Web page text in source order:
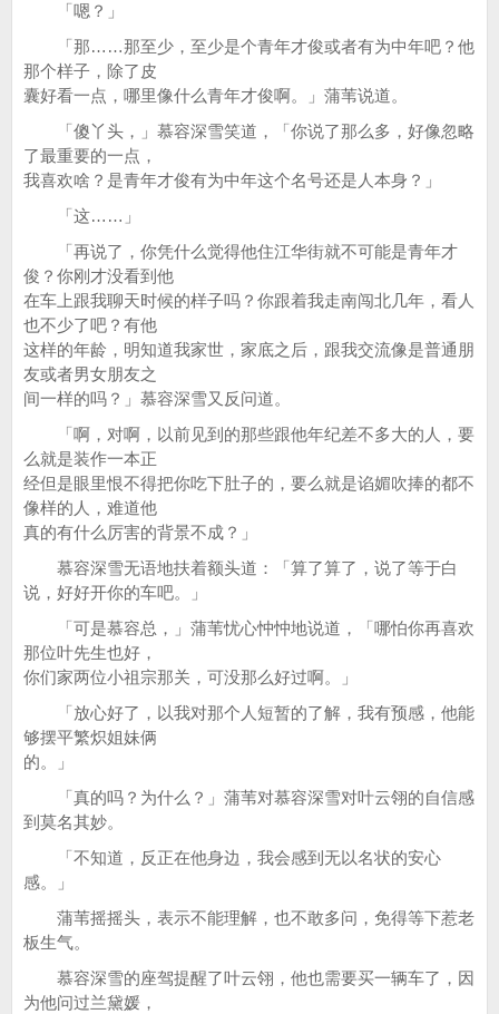
「嗯？」
「那……那至少，至少是个青年才俊或者有为中年吧？他
那个样子，除了皮
囊好看一点，哪里像什么青年才俊啊。」蒲苇说道。
「傻丫头，」慕容深雪笑道，「你说了那么多，好像忽略
了最重要的一点，
我喜欢啥？是青年才俊有为中年这个名号还是人本身？」
「这……」
「再说了，你凭什么觉得他住江华街就不可能是青年才
俊？你刚才没看到他
在车上跟我聊天时候的样子吗？你跟着我走南闯北几年，看人
也不少了吧？有他
这样的年龄，明知道我家世，家底之后，跟我交流像是普通朋
友或者男女朋友之
间一样的吗？」慕容深雪又反问道。
「啊，对啊，以前见到的那些跟他年纪差不多大的人，要
么就是装作一本正
经但是眼里恨不得把你吃下肚子的，要么就是谄媚吹捧的都不
像样的人，难道他
真的有什么厉害的背景不成？」
慕容深雪无语地扶着额头道：「算了算了，说了等于白
说，好好开你的车吧。」
「可是慕容总，」蒲苇忧心忡忡地说道，「哪怕你再喜欢
那位叶先生也好，
你们家两位小祖宗那关，可没那么好过啊。」
「放心好了，以我对那个人短暂的了解，我有预感，他能
够摆平繁炽姐妹俩
的。」
「真的吗？为什么？」蒲苇对慕容深雪对叶云翎的自信感
到莫名其妙。
「不知道，反正在他身边，我会感到无以名状的安心
感。」
蒲苇摇摇头，表示不能理解，也不敢多问，免得等下惹老
板生气。
慕容深雪的座驾提醒了叶云翎，他也需要买一辆车了，因
为他问过兰黛媛，